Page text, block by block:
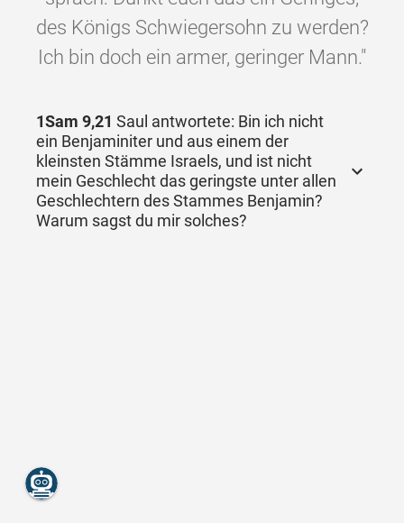
des Königs Schwiegersohn zu werden?
Ich bin doch ein armer, geringer Mann."
1Sam 9,21 Saul antwortete: Bin ich nicht
ein Benjaminiter und aus einem der
kleinsten Stämme Israels, und ist nicht
mein Geschlecht das geringste unter allen
Geschlechtern des Stammes Benjamin?
Warum sagst du mir solches?